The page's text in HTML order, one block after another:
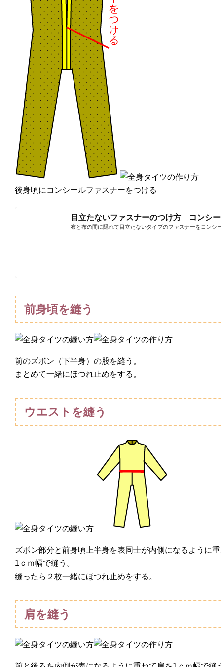
後身頃にコンシールファスナーをつける
目立たないファスナーのつけ方 コンシ
布と布の間に隠れて目立たないタイプのファスナーをコンシ
前身頃を縫う
前のズボン（下半身）の股を縫う。
まとめて一緒にほつれ止めをする。
ウエストを縫う
ズボン部分と前身頃上半身を表同士が内側になるように
1ｃｍ幅で縫う。
縫ったら２枚一緒にほつれ止めをする。
肩を縫う